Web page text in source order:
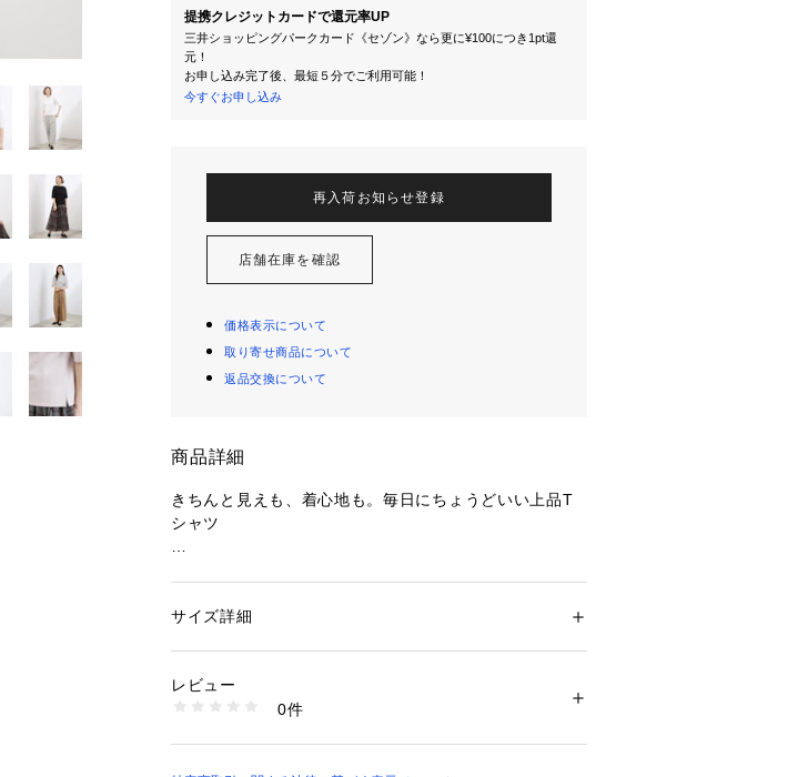
提携クレジットカードで還元率UP
三井ショッピングパークカード《セゾン》なら更に¥100につき1pt還
元！
お申し込み完了後、最短５分でご利用可能！
今すぐお申し込み
再入荷お知らせ登録
店舗在庫を確認
価格表示について
取り寄せ商品について
返品交換について
商品詳細
きちんと見えも、着心地も。毎日にちょうどいい上品T
シャツ
プルながらも女性らしいカットソー。
トに仕上げました。
バックにはさりげなく丸いメタルホックをあしらい、後
性別：レディース
商品番号：
768-15366 （ショップ）
サイズ詳細
レビュー
0件